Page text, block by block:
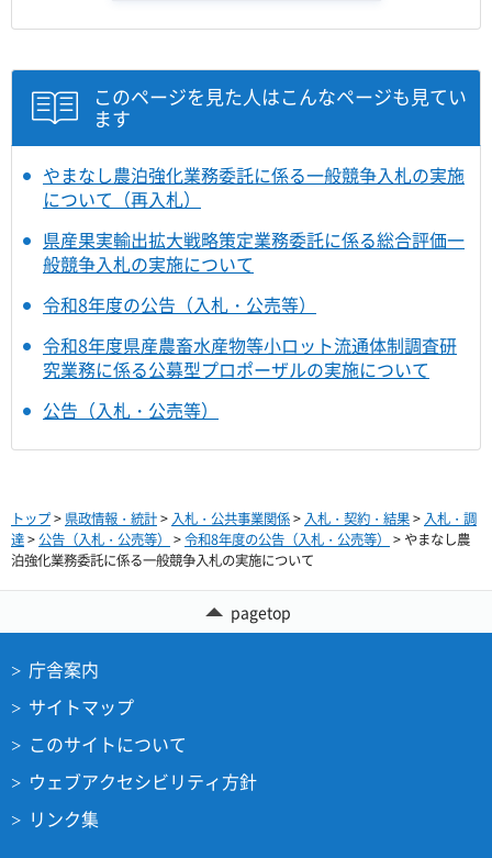
このページを見た人はこんなページも見てい
ます
やまなし農泊強化業務委託に係る一般競争入札の実施
について（再入札）
県産果実輸出拡大戦略策定業務委託に係る総合評価一
般競争入札の実施について
令和8年度の公告（入札・公売等）
令和8年度県産農畜水産物等小ロット流通体制調査研
究業務に係る公募型プロポーザルの実施について
公告（入札・公売等）
トップ> 県政情報・統計> 入札・公共事業関係> 入札・契約・結果> 入札・調
達>公告（入札・公売等） >令和8年度の公告（入札・公売等）
> やまなし農
泊強化業務委託に係る一般競争入札の実施について
pagetop
庁舎案内
サイトマップ
このサイトについて
ウェブアクセシビリティ方針
リンク集